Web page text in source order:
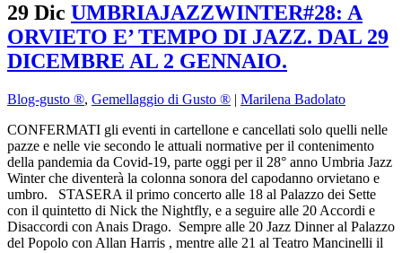
29 Dic UMBRIAJAZZWINTER#28: A
ORVIETO E’ TEMPO DI JAZZ. DAL 29
DICEMBRE AL 2 GENNAIO.
Blog-gusto ®, Gemellaggio di Gusto ® | Marilena Badolato
CONFERMATI gli eventi in cartellone e cancellati solo quelli nelle
pazze e nelle vie secondo le attuali normative per il contenimento
della pandemia da Covid-19, parte oggi per il 28° anno Umbria Jazz
Winter che diventerà la colonna sonora del capodanno orvietano e
umbro. STASERA il primo concerto alle 18 al Palazzo dei Sette
con il quintetto di Nick the Nightfly, e a seguire alle 20 Accordi e
Disaccordi con Anais Drago. Sempre alle 20 Jazz Dinner al Palazzo
del Popolo con Allan Harris , mentre alle 21 al Teatro Mancinelli il